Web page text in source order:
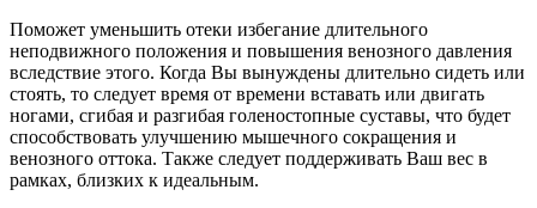
Поможет уменьшить отеки избегание длительного
неподвижного положения и повышения венозного давления
вследствие этого. Когда Вы вынуждены длительно сидеть или
стоять, то следует время от времени вставать или двигать
ногами, сгибая и разгибая голеностопные суставы, что будет
способствовать улучшению мышечного сокращения и
венозного оттока. Также следует поддерживать Ваш вес в
рамках, близких к идеальным.